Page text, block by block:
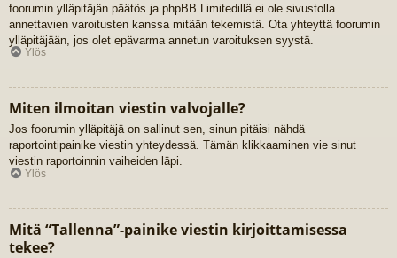
foorumin ylläpitäjän päätös ja phpBB Limitedillä ei ole sivustolla
annettavien varoitusten kanssa mitään tekemistä. Ota yhteyttä foorumin
ylläpitäjään, jos olet epävarma annetun varoituksen syystä.
Ylös
Miten ilmoitan viestin valvojalle?
Jos foorumin ylläpitäjä on sallinut sen, sinun pitäisi nähdä
raportointipainike viestin yhteydessä. Tämän klikkaaminen vie sinut
viestin raportoinnin vaiheiden läpi.
Ylös
Mitä “Tallenna”-painike viestin kirjoittamisessa
tekee?